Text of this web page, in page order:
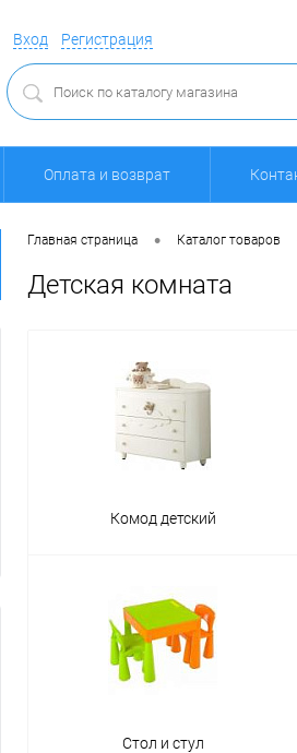
Вход Регистрация
Оплата и возврат
Главная страница • Каталог товаров
Детская комната
Комод детский
Стол и стул